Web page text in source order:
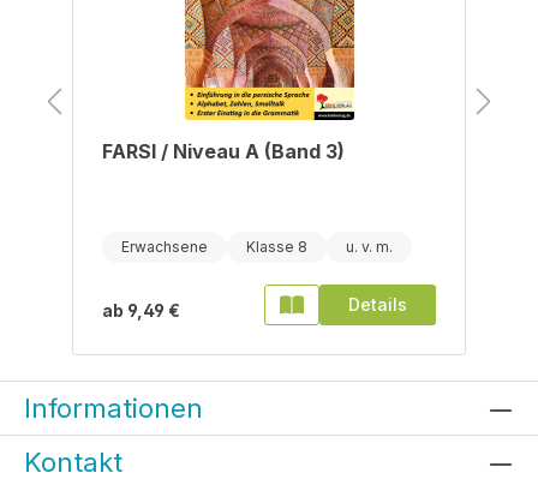
FARSI / Niveau A (Band 3)
Erwachsene Klasse 8
ab 9,49 € Details
Informationen
Kontakt